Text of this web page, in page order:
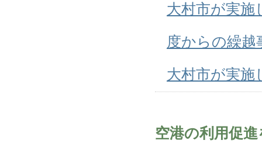
大村市が実施
度からの繰
大村市が実
空港の利用促